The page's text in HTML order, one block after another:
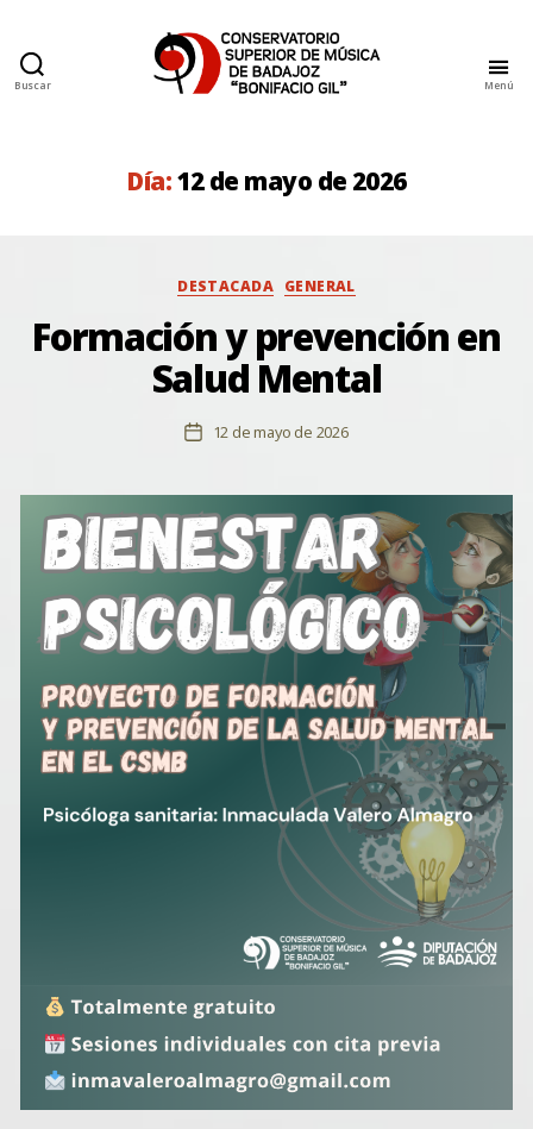
Buscar
Música
de
Menú
Día:12 de mayo de 2026
Categorías
DESTACADA GENERAL
Formación y prevención en
Salud Mental
Fecha
entrada
12 de mayo de 2026